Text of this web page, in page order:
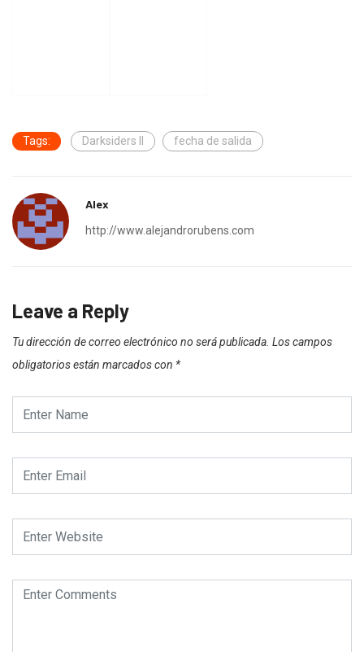
Tags: Darksiders II fecha de salida
Alex
http://www.alejandrorubens.com
Leave a Reply
Tu dirección de correo electrónico no será publicada. Los campos
obligatorios están marcados con *